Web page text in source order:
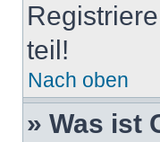
teil!
Nach oben
» Was ist